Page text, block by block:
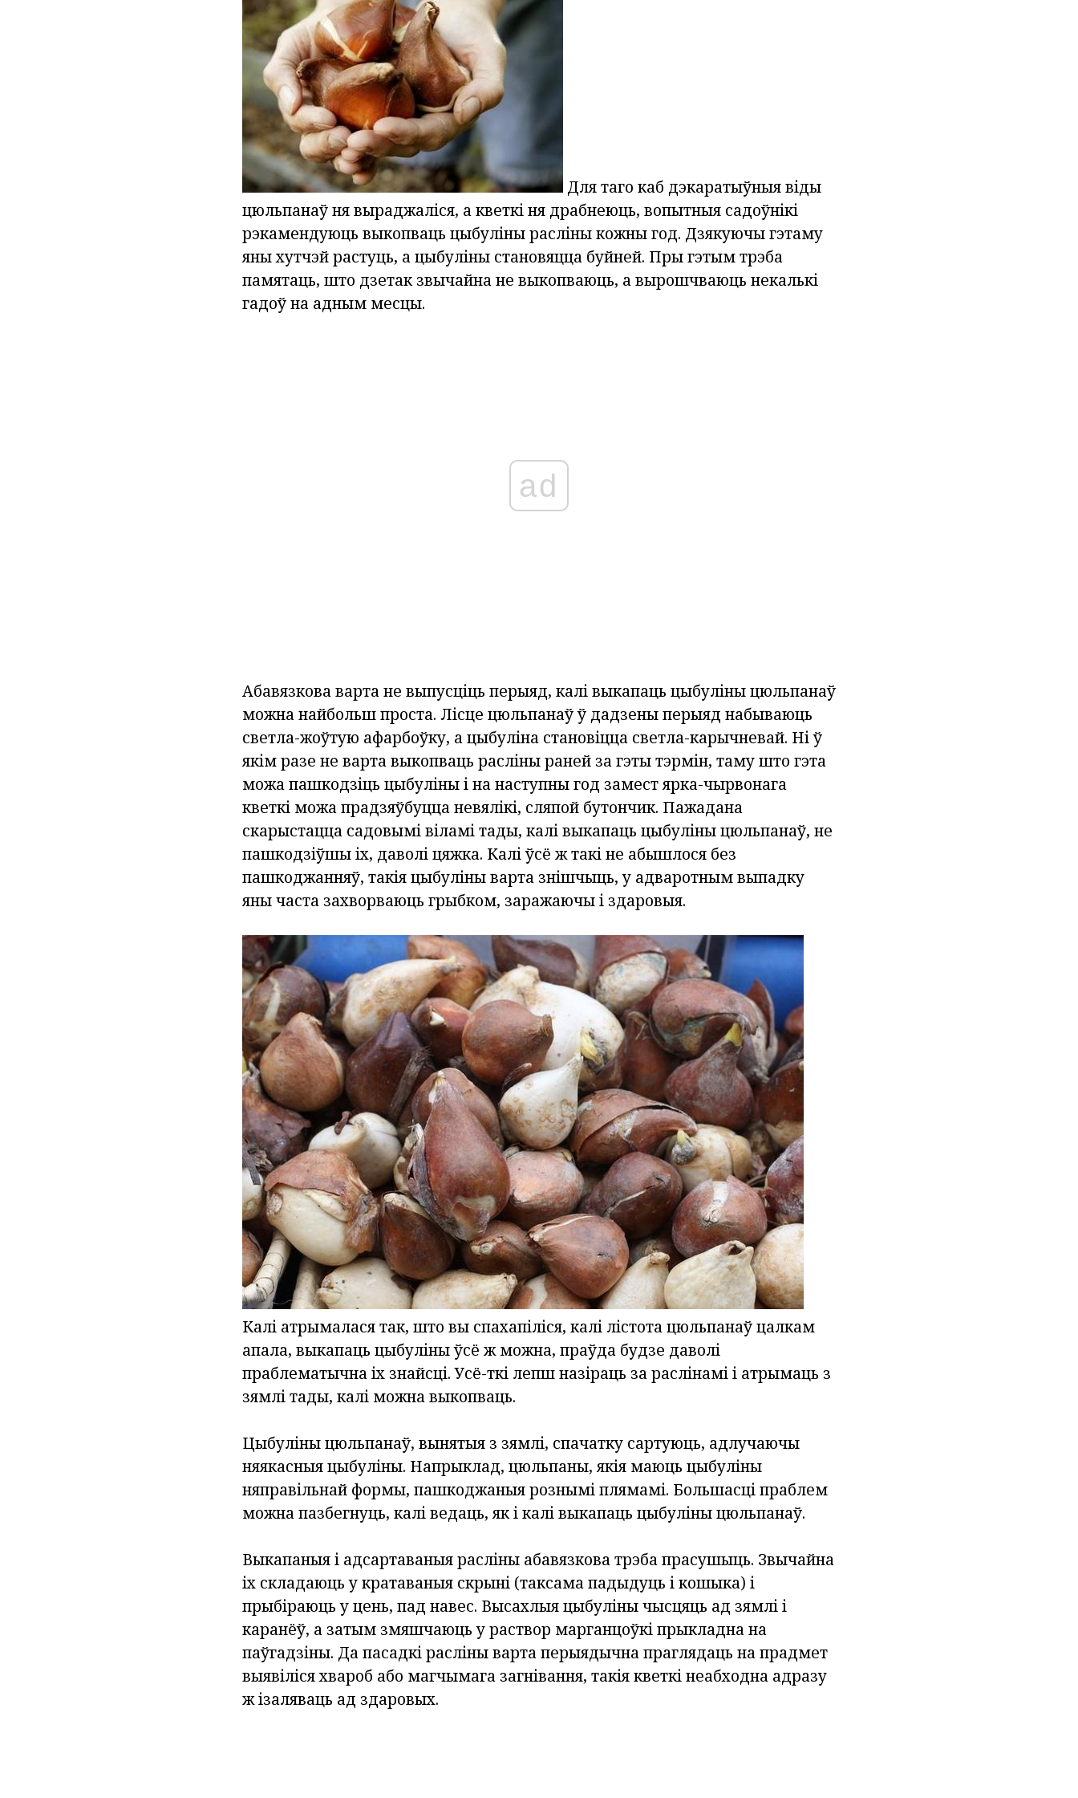
Для таго каб дэкаратыўныя віды
цюльпанаў ня выраджаліся, а кветкі ня драбнеюць, вопытныя садоўнікі
рэкамендуюць выкопваць цыбуліны расліны кожны год. Дзякуючы гэтаму
яны хутчэй растуць, а цыбуліны становяцца буйней. Пры гэтым трэба
памятаць, што дзетак звычайна не выкопваюць, а вырошчваюць некалькі
гадоў на адным месцы.
ad
Абавязкова варта не выпусціць перыяд, калі выкапаць цыбуліны цюльпанаў
можна найбольш проста. Лісце цюльпанаў ў дадзены перыяд набываюць
светла-жоўтую афарбоўку, а цыбуліна становіцца светла-карычневай. Ні ў
якім разе не варта выкопваць расліны раней за гэты тэрмін, таму што гэта
можа пашкодзіць цыбуліны і на наступны год замест ярка-чырвонага
кветкі можа прадзяўбуцца невялікі, сляпой бутончик. Пажадана
скарыстацца садовымі віламі тады, калі выкапаць цыбуліны цюльпанаў, не
пашкодзіўшы іх, даволі цяжка. Калі ўсё ж такі не абышлося без
пашкоджанняў, такія цыбуліны варта знішчыць, у адваротным выпадку
яны часта захворваюць грыбком, заражаючы і здаровыя.
Калі атрымалася так, што вы спахапіліся, калі лістота цюльпанаў цалкам
апала, выкапаць цыбуліны ўсё ж можна, праўда будзе даволі
праблематычна іх знайсці. Усё-ткі лепш назіраць за раслінамі і атрымаць з
зямлі тады, калі можна выкопваць.
Цыбуліны цюльпанаў, вынятыя з зямлі, спачатку сартуюць, адлучаючы
няякасныя цыбуліны. Напрыклад, цюльпаны, якія маюць цыбуліны
няправільнай формы, пашкоджаныя рознымі плямамі. Большасці праблем
можна пазбегнуць, калі ведаць, як і калі выкапаць цыбуліны цюльпанаў.
Выкапаныя і адсартаваныя расліны абавязкова трэба прасушыць. Звычайна
іх складаюць у кратаваныя скрыні (таксама падыдуць і кошыка) і
прыбіраюць у цень, пад навес. Высахлыя цыбуліны чысцяць ад зямлі і
каранёў, а затым змяшчаюць у раствор марганцоўкі прыкладна на
паўгадзіны. Да пасадкі расліны варта перыядычна праглядаць на прадмет
выявіліся хвароб або магчымага загнівання, такія кветкі неабходна адразу
ж ізаляваць ад здаровых.